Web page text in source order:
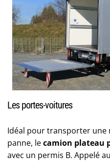
Les portes-voitures
Idéal pour transporter une
panne, lecamion plateau
avec un permis B. Appelé